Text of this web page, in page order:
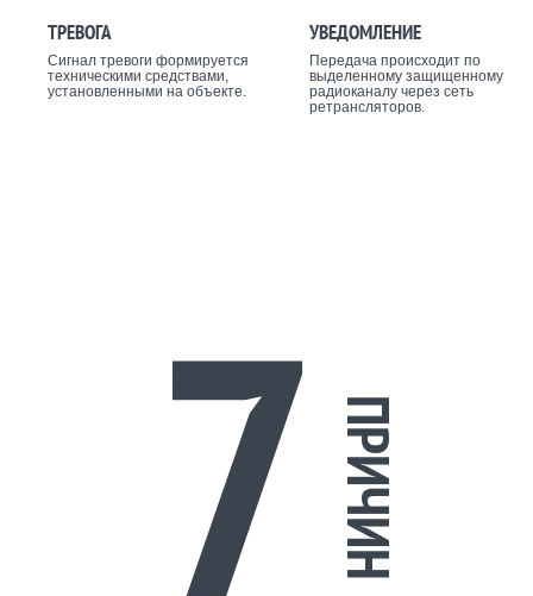
ТРЕВОГА
Сигнал тревоги формируется
техническими средствами,
установленными на объекте.
УВЕДОМЛЕНИЕ
Передача происходит по
выделенному защищенному
радиоканалу через сеть
ретрансляторов.
7 ПРИЧИН